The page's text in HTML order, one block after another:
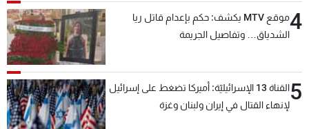
4
موقع MTV يكشف: حكم بإعدام قاتل ريا
الشدياق… وتفاصيل الجريمة
5
القناة 13 الإسرائيليّة: أميركا تضغط على إسرائيل
لإنهاء القتال في إيران ولبنان وغزة